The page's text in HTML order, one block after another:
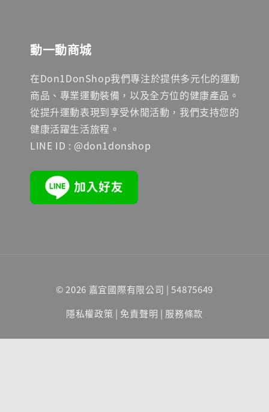
動一動商城
在Don1DonShop我們專注於提供多元化的運動
商品、專業運動裝備，以及全方位的健康產品。
從提升運動表現到享受休閒活動，我們支持您的
健康活躍生活旅程。
LINE ID : @don1donshop
© 2026 嘉宜國際有限公司 | 54875649
隱私權政策 | 免責聲明 | 服務條款